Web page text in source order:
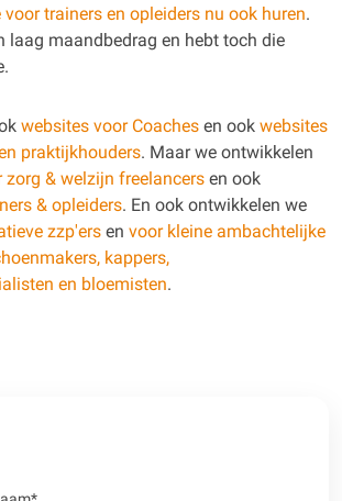
voor trainers en opleiders nu ook huren.
laag maandbedrag en hebt toch die
websites voor Coaches en ook websites
praktijkhouders. Maar we ontwikkelen
zorg & welzijn freelancers en ook
& opleiders. En ook ontwikkelen we
zzp'ers en voor kleine ambachtelijke
kappers,
en bloemisten.